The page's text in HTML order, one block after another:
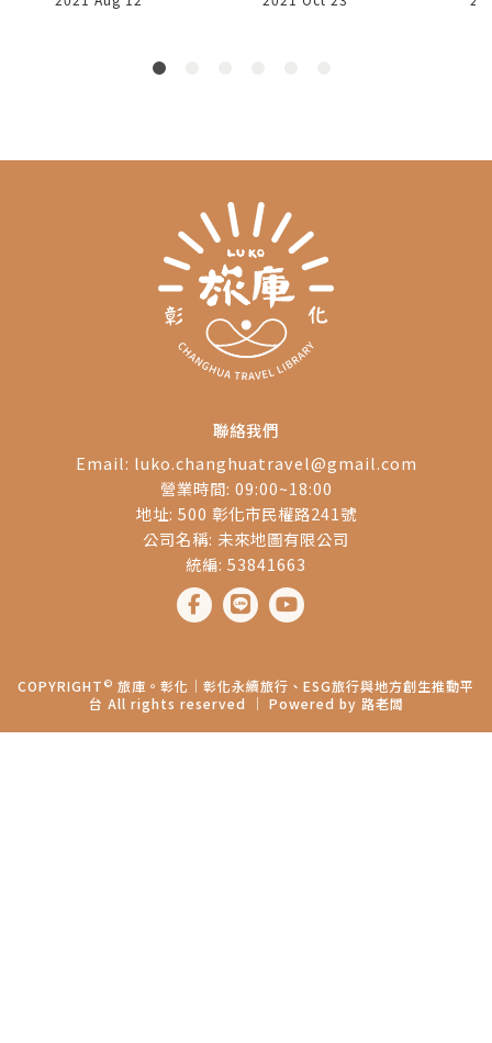
友的手稿，並保有當時
化影響的縮影。
聯絡我們
Email: luko.changhuatravel@gmail.com
營業時間: 09:00~18:00
地址: 500 彰化市民權路241號
公司名稱: 未來地圖有限公司
統編: 53841663
COPYRIGHT © 旅庫。彰化│彰化永續旅行、ESG旅行與地方創生推動平
台 All rights reserved ｜ Powered by 路老闆